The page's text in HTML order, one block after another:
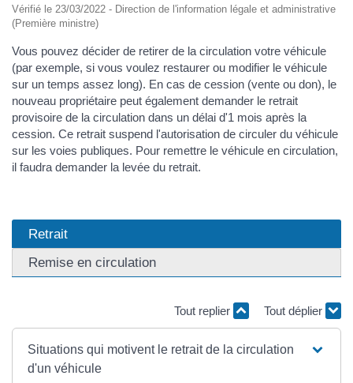
Vérifié le 23/03/2022 - Direction de l'information légale et administrative
(Première ministre)
Vous pouvez décider de retirer de la circulation votre véhicule
(par exemple, si vous voulez restaurer ou modifier le véhicule
sur un temps assez long). En cas de cession (vente ou don), le
nouveau propriétaire peut également demander le retrait
provisoire de la circulation dans un délai d'1 mois après la
cession. Ce retrait suspend l'autorisation de circuler du véhicule
sur les voies publiques. Pour remettre le véhicule en circulation,
il faudra demander la levée du retrait.
Retrait
Remise en circulation
Tout replier Tout déplier
Situations qui motivent le retrait de la circulation
d'un véhicule